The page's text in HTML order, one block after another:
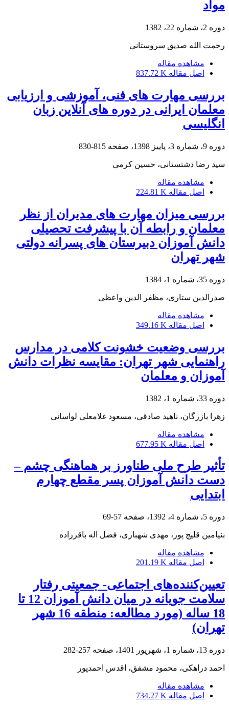
مواد
دوره 2، شماره 22، 1382
رحمت الله صدیق سروستانی
مشاهده مقاله
اصل مقاله 837.72 K
بررسی مهارت های فنی، آموزشی و ارزیابی
معلمان ایرانی در دوره های آنلاین زبان
انگلیسی
دوره 9، شماره 3، پاییز 1398، صفحه 815-830
سید رضا دشتستانی، حسین کرمی
مشاهده مقاله
اصل مقاله 224.81 K
بررسی میزان مهارت های مدیران از نظر
معلمان و رابطه آن با پیشرفت تحصیلی
دانش آموزان دبیرستان های پسرانه دولتی
شهر تهران
دوره 35، شماره 1، 1384
صدرالدین ستاری، مظفر الدین واعظی
مشاهده مقاله
اصل مقاله 349.16 K
بررسی وضعیت خشونت کلامی در مدارس
راهنمایی شهر تهران: مقایسه نظرات دانش
آموزان و معلمان
دوره 33، شماره 1، 1382
زهرا بازرگان، ناهید صادقی، مسعود غلامعلی لواسانی
مشاهده مقاله
اصل مقاله 677.95 K
تأثیر طرح ملی طناورز بر هماهنگی چشم –
دست دانش آموزان پسر مقطع چهارم
ابتدایی
دوره 5، شماره 4، 1392، صفحه 57-69
بنیامین قلیچ پور، مهدی شهبازی، فضل اله باقرزاده
مشاهده مقاله
اصل مقاله 201.19 K
تعیین‌کننده‌های اجتماعی- جمعیتی رفتار
سلامت جویانه در میان دانش آموزان 12 تا
18 ساله (مورد مطالعه: منطقه 16 شهر
تهران)
دوره 13، شماره 1، شهریور 1401، صفحه 257-282
احمد دراهکی، محمود مشفق، اقدس احمدپور
مشاهده مقاله
اصل مقاله 734.27 K